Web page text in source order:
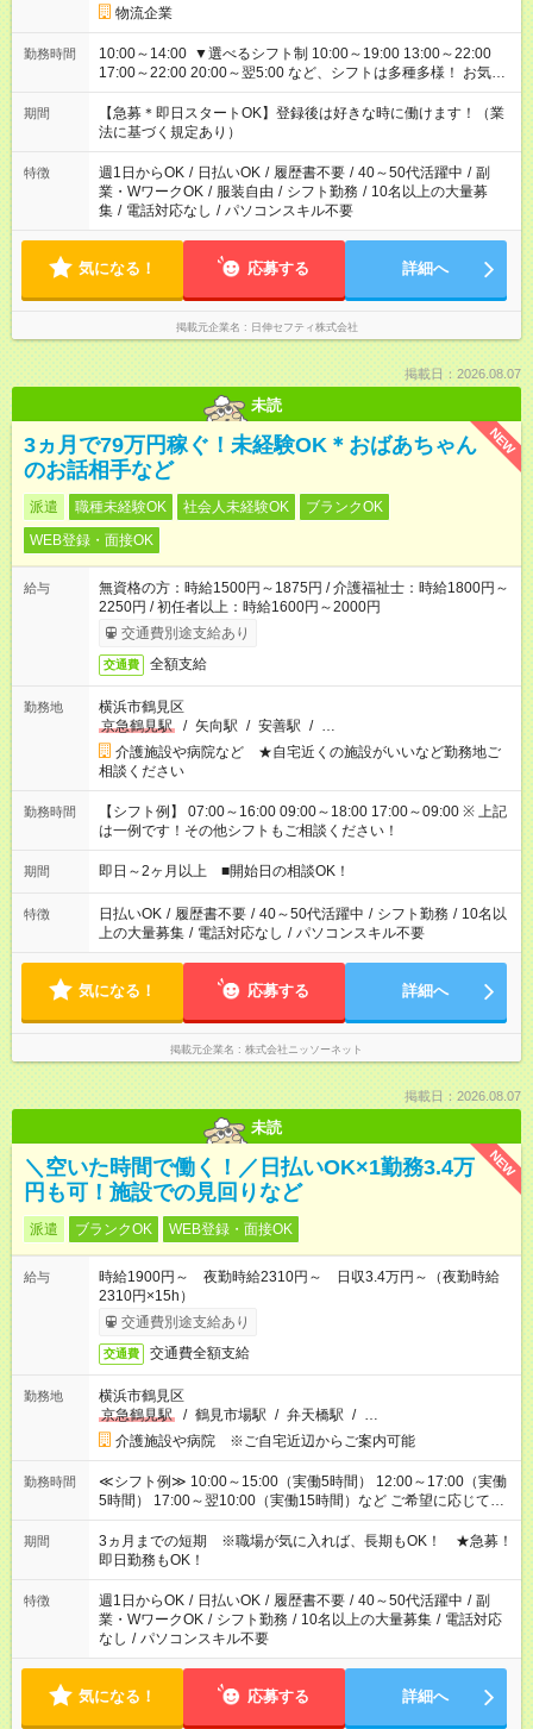
物流企業
勤務時間
10:00～14:00 ▼選べるシフト制 10:00～19:00 13:00～22:00
17:00～22:00 20:00～翌5:00 など、シフトは多種多様！ お気軽
にご相談ください！
期間
【急募＊即日スタートOK】登録後は好きな時に働けます！（業
法に基づく規定あり）
特徴 週1日からOK / 日払いOK / 履歴書不要 / 40～50代活躍中 / 副
業・WワークOK / 服装自由 / シフト勤務 / 10名以上の大量募
集 / 電話対応なし / パソコンスキル不要
気になる！ 応募する 詳細へ
掲載元企業名 日伸セフティ株式会社
掲載日：2026.08.07
未読
NEW
3ヵ月で79万円稼ぐ！未経験OK＊おばあちゃん
のお話相手など
派遣 職種未経験OK 社会人未経験OK
ブランクOK
WEB登録・面接OK
給与
無資格の方：時給1500円～1875円 / 介護福祉士：時給1800円～
2250円 / 初任者以上：時給1600円～2000円
交通費別途支給あり
交通費 全額支給
勤務地
横浜市鶴見区
京急鶴見駅
/ 矢向駅 / 安善駅 / …
介護施設や病院など ★自宅近くの施設がいいなど勤務地ご
相談ください
勤務時間
【シフト例】 07:00～16:00 09:00～18:00 17:00～09:00 ※ 上記
は一例です！その他シフトもご相談ください！
期間 即日～2ヶ月以上 ■開始日の相談OK！
特徴 日払いOK / 履歴書不要 / 40～50代活躍中 / シフト勤務 / 10名以
上の大量募集 / 電話対応なし / パソコンスキル不要
気になる！ 応募する 詳細へ
掲載元企業名 株式会社ニッソーネット
掲載日：2026.08.07
未読
NEW
＼空いた時間で働く！／日払いOK×1勤務3.4万
円も可！施設での見回りなど
派遣 ブランクOK WEB登録・面接OK
給与
時給1900円～ 夜勤時給2310円～ 日収3.4万円～（夜勤時給
2310円×15h）
交通費別途支給あり
交通費 交通費全額支給
勤務地
横浜市鶴見区
京急鶴見駅
/ 鶴見市場駅 / 弁天橋駅 / …
介護施設や病院 ※ご自宅近辺からご案内可能
勤務時間
≪シフト例≫ 10:00～15:00（実働5時間） 12:00～17:00（実働
5時間） 17:00～翌10:00（実働15時間）など ご希望に応じて、
働く時間は調整できます！ お気軽に担当へ相談ください！
期間
3ヵ月までの短期 ※職場が気に入れば、長期もOK！ ★急募！
即日勤務もOK！
特徴 週1日からOK / 日払いOK / 履歴書不要 / 40～50代活躍中 / 副
業・WワークOK / シフト勤務 / 10名以上の大量募集 / 電話対応
なし / パソコンスキル不要
気になる！ 応募する 詳細へ